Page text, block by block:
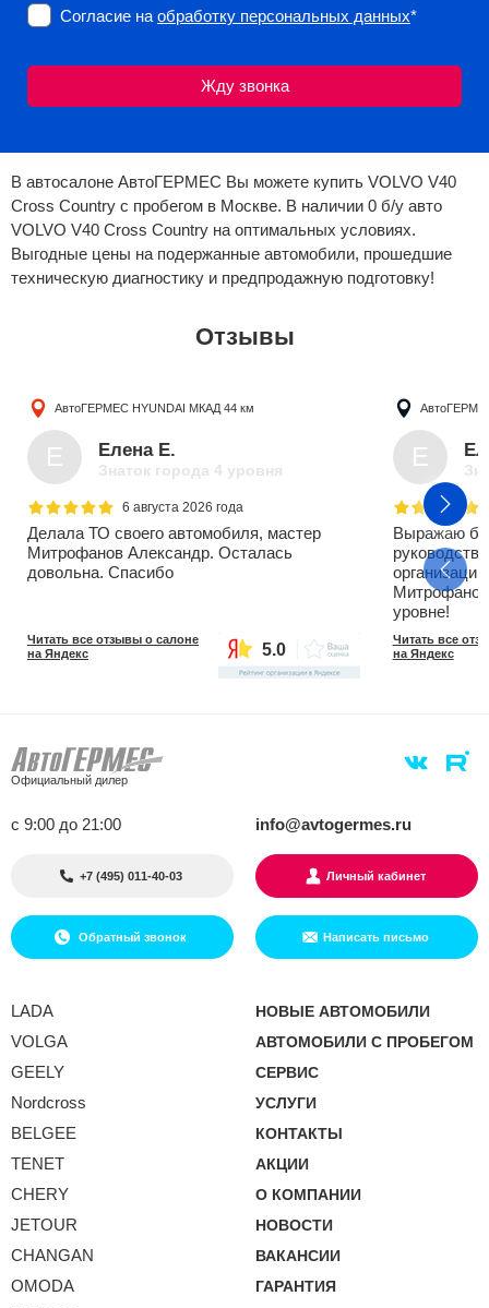
Согласие на обработку персональных данных*
В автосалоне АвтоГЕРМЕС Вы можете купить VOLVO V40
Cross Country с пробегом в Москве. В наличии 0 б/у авто
VOLVO V40 Cross Country на оптимальных условиях.
Выгодные цены на подержанные автомобили, прошедшие
техническую диагностику и предпродажную подготовку!
Отзывы
АвтоГЕРМЕС HYUNDAI МКАД 44 км
Е Елена Е.
Знаток города 4 уровня
6 августа 2026 года
Делала ТО своего автомобиля, мастер
Митрофанов Александр. Осталась
довольна. Спасибо
Читать все отзывы о салоне
на Яндекс
5.0
Е
Выражаю
уровне!
Читать все
на Яндекс
Официальный дилер
с 9:00 до 21:00 info@avtogermes.ru
+7 (495) 011-40-03 Личный кабинет
Обратный звонок Написать письмо
LADA
VOLGA
GEELY
Nordcross
BELGEE
TENET
CHERY
JETOUR
CHANGAN
OMODA
НОВЫЕ АВТОМОБИЛИ
АВТОМОБИЛИ С ПРОБЕГОМ
СЕРВИС
УСЛУГИ
КОНТАКТЫ
АКЦИИ
О КОМПАНИИ
НОВОСТИ
ВАКАНСИИ
ГАРАНТИЯ